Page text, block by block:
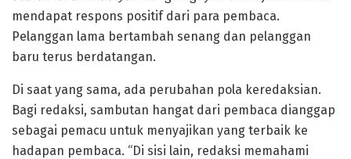
mendapat respons positif dari para pembaca.
Pelanggan lama bertambah senang dan pelanggan
baru terus berdatangan.
Di saat yang sama, ada perubahan pola keredaksian.
Bagi redaksi, sambutan hangat dari pembaca dianggap
sebagai pemacu untuk menyajikan yang terbaik ke
hadapan pembaca. “Di sisi lain, redaksi memahami